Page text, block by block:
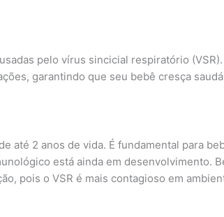
pelo vírus sincicial respiratório
garantindo que seu bebê cresça
até 2 anos de vida. É fundamental para
está ainda em desenvolvimento.
pois o VSR é mais contagioso em